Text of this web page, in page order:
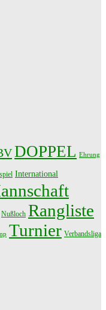
DOPPEL Ehrung
International
Nußloch Rangliste
Turnier Verbandsliga